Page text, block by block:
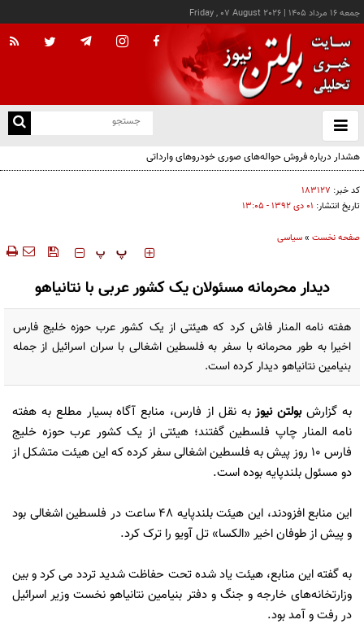
جمعه ۱۶ مرداد ۱۴۰۵ |
Friday , 07 August 2026
باز
و
هشدار درباره فروش حواله‌های صوری خودروهای وارداتی
کد خبر: ۱۸۳۱۲۷
تاریخ انتشار: ۰۱ دی ۱۳۹۲ - ۱۳:۰۵
صفحه نخست »سیاسی
‍‍‍ پ پ
دیدار محرمانه مسئولان یک کشور عربی با نتانیاهو
هفته نامه المنار فاش کرد که هیئتی از یک کشور عرب حوزه خلیج فارس
اخیرا به طور محرمانه با سفر به فلسطین اشغالی با سران اسرائیل از جمله
بنیامین نتانیاهو دیدار کرده است.
به گزارشبولتن نیوزبه نقل از فارس، منابع آگاه بسیار مطلع به هفته
نامه المنار چاپ فلسطین گفتند؛ هیئتی از یک کشور عرب حوزه خلیج
فارس 10 روز پیش به فلسطین اشغالی سفر کرده که این هیئت متشکل از
دو مسئول بلندپایه بوده است.
این منابع افزودند، این هیئت بلندپایه 48 ساعت در فلسطین اشغالی بود
و پیش از طوفان اخیر «الکسا» تل آویو را ترک کرد.
به گفته این منابع، هیئت یاد شده تحت حفاظت شدید تردد می کرد و بین
وزارتخانه‌های خارجه و جنگ و دفتر بنیامین نتانیاهو نخست وزیر اسرائیل
در رفت و آمد بود.